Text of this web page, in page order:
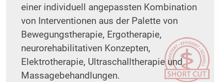
einer individuell angepassten Kombination
von Interventionen aus der Palette von
Bewegungstherapie, Ergotherapie,
neurorehabilitativen Konzepten,
Elektrotherapie, Ultraschalltherapie und
Massagebehandlungen.